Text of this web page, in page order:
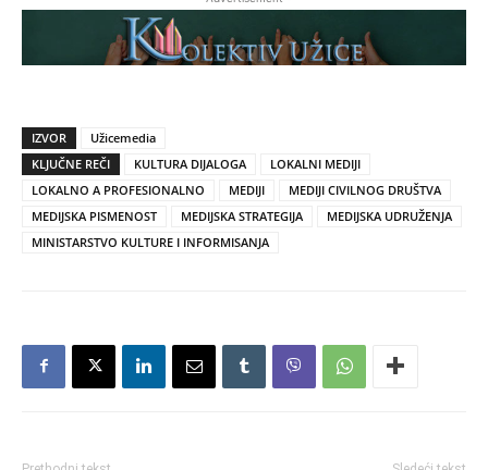
IZVOR
Užicemedia
KLJUČNE REČI
KULTURA DIJALOGA
LOKALNI MEDIJI
LOKALNO A PROFESIONALNO
MEDIJI
MEDIJI CIVILNOG DRUŠTVA
MEDIJSKA PISMENOST
MEDIJSKA STRATEGIJA
MEDIJSKA UDRUŽENJA
MINISTARSTVO KULTURE I INFORMISANJA